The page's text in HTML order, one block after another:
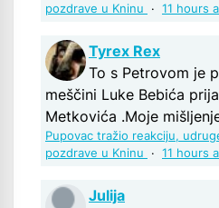
pozdrave u Kninu
· 11 hours
Tyrex Rex
To s Petrovom je
meščini Luke Bebića
Metkovića .Moje
Pupovac tražio reakciju,
pozdrave u Kninu
· 11 hours
Julija